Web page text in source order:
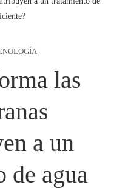
las
a un
de agua